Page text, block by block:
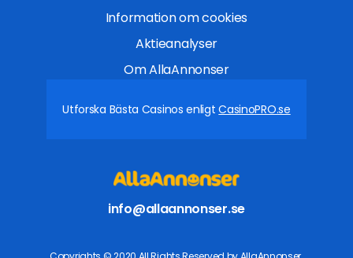
Information om cookies
Aktieanalyser
Om AllaAnnonser
Utforska Bästa Casinos enligtCasinoPRO.se
info@allaannonser.se